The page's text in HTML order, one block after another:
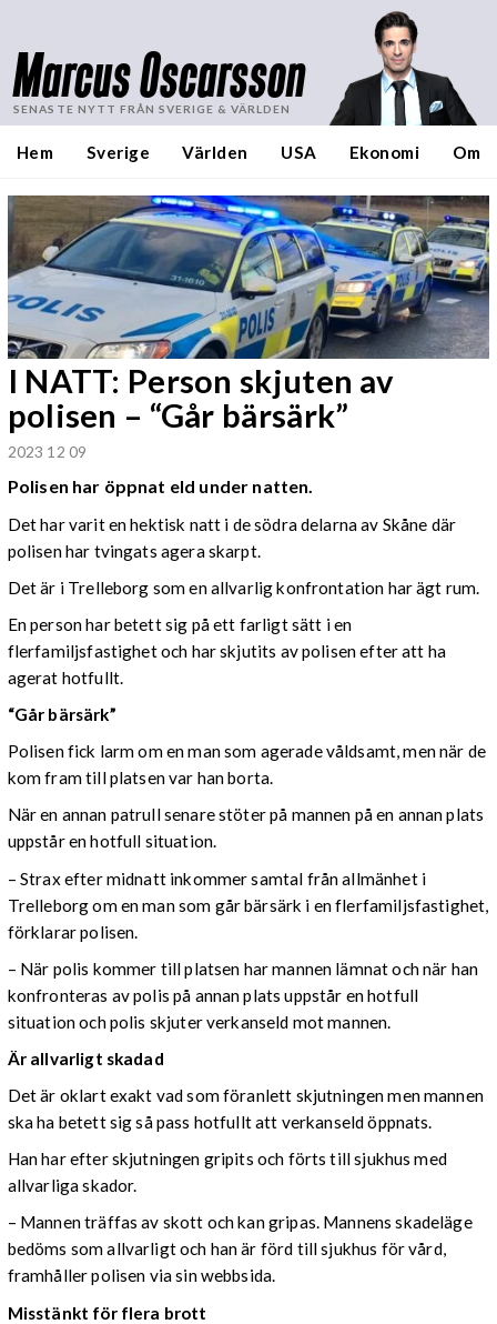
Marcus Oscarsson
SENASTE NYTT FRÅN SVERIGE & VÄRLDEN
Hem Sverige Världen USA Ekonomi Om
I NATT: Person skjuten av
polisen – “Går bärsärk”
2023 12 09
Polisen har öppnat eld under natten.
Det har varit en hektisk natt i de södra delarna av Skåne där
polisen har tvingats agera skarpt.
Det är i Trelleborg som en allvarlig konfrontation har ägt rum.
En person har betett sig på ett farligt sätt i en
flerfamiljsfastighet och har skjutits av polisen efter att ha
agerat hotfullt.
“Går bärsärk”
Polisen fick larm om en man som agerade våldsamt, men när de
kom fram till platsen var han borta.
När en annan patrull senare stöter på mannen på en annan plats
uppstår en hotfull situation.
– Strax efter midnatt inkommer samtal från allmänhet i
Trelleborg om en man som går bärsärk i en flerfamiljsfastighet,
förklarar polisen.
– När polis kommer till platsen har mannen lämnat och när han
konfronteras av polis på annan plats uppstår en hotfull
situation och polis skjuter verkanseld mot mannen.
Är allvarligt skadad
Det är oklart exakt vad som föranlett skjutningen men mannen
ska ha betett sig så pass hotfullt att verkanseld öppnats.
Han har efter skjutningen gripits och förts till sjukhus med
allvarliga skador.
– Mannen träffas av skott och kan gripas. Mannens skadeläge
bedöms som allvarligt och han är förd till sjukhus för vård,
framhåller polisen via sin webbsida.
Misstänkt för flera brott